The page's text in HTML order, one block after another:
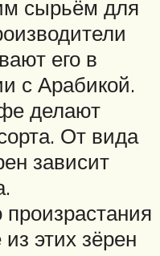
сырьём для
его в
с Арабикой.
делают
От вида
зависит
этих зёрен